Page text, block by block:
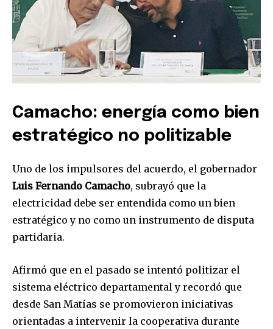
Camacho: energía como bien
estratégico no politizable
Uno de los impulsores del acuerdo, el gobernador
Luis Fernando Camacho, subrayó que la
electricidad debe ser entendida como un bien
estratégico y no como un instrumento de disputa
partidaria.
Afirmó que en el pasado se intentó politizar el
sistema eléctrico departamental y recordó que
desde San Matías se promovieron iniciativas
orientadas a intervenir la cooperativa durante